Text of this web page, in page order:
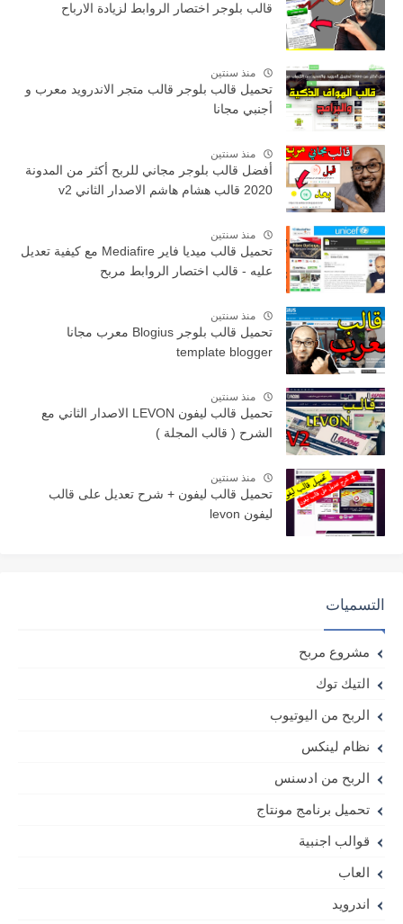
قالب بلوجر اختصار الروابط لزيادة الارباح
منذ سنتين
تحميل قالب بلوجر قالب متجر الاندرويد معرب و
أجنبي مجانا
منذ سنتين
أفضل قالب بلوجر مجاني للربح أكثر من المدونة
2020 قالب هشام هاشم الاصدار الثاني v2
منذ سنتين
تحميل قالب ميديا فاير Mediafire مع كيفية تعديل
عليه - قالب اختصار الروابط مربح
منذ سنتين
تحميل قالب بلوجر Blogius معرب مجانا
template blogger
منذ سنتين
تحميل قالب ليفون LEVON الاصدار الثاني مع
الشرح ( قالب المجلة )
منذ سنتين
تحميل قالب ليفون + شرح تعديل على قالب
ليفون levon
التسميات
مشروع مربح
التيك توك
الربح من اليوتيوب
نظام لينكس
الربح من ادسنس
تحميل برنامج مونتاج
قوالب اجنبية
العاب
اندرويد